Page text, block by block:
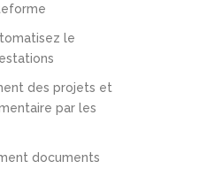
le
des projets et
par les
documents